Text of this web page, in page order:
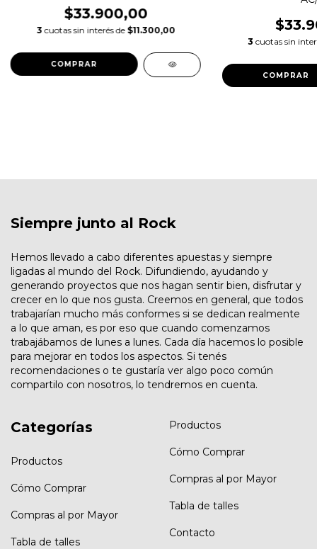
$33.900,00
3 cuotas sin interés de $11.300,00
COMPRAR
3 cuotas sin
COMPRAR
Siempre junto al Rock
Hemos llevado a cabo diferentes apuestas y siempre
ligadas al mundo del Rock. Difundiendo, ayudando y
generando proyectos que nos hagan sentir bien, disfrutar y
crecer en lo que nos gusta. Creemos en general, que todos
trabajarían mucho más conformes si se dedican realmente
a lo que aman, es por eso que cuando comenzamos
trabajábamos de lunes a lunes. Cada día hacemos lo posible
para mejorar en todos los aspectos. Si tenés
recomendaciones o te gustaría ver algo poco común
compartilo con nosotros, lo tendremos en cuenta.
Categorías
Productos
Cómo Comprar
Compras al por Mayor
Tabla de talles
Productos
Cómo Comprar
Compras al por Mayor
Tabla de talles
Contacto